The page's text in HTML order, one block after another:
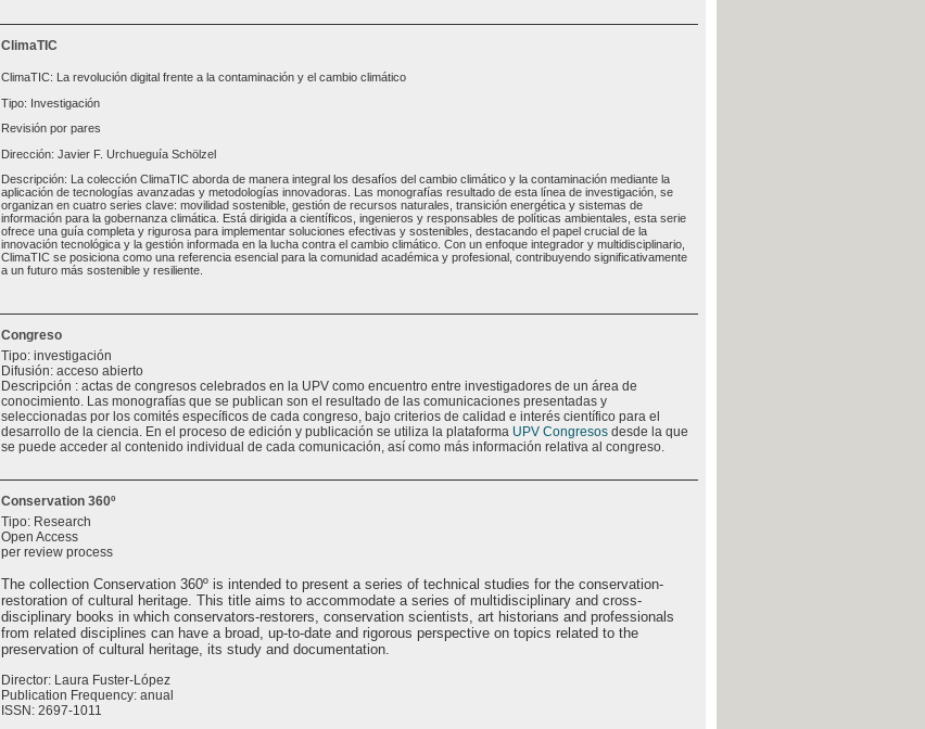
ClimaTIC
ClimaTIC: La revolución digital frente a la contaminación y el cambio climático
Tipo: Investigación
Revisión por pares
Dirección: Javier F. Urchueguía Schölzel
Descripción: La colección ClimaTIC aborda de manera integral los desafíos del cambio climático y la contaminación mediante la
aplicación de tecnologías avanzadas y metodologías innovadoras. Las monografías resultado de esta línea de investigación, se
organizan en cuatro series clave: movilidad sostenible, gestión de recursos naturales, transición energética y sistemas de
información para la gobernanza climática. Está dirigida a científicos, ingenieros y responsables de políticas ambientales, esta serie
ofrece una guía completa y rigurosa para implementar soluciones efectivas y sostenibles, destacando el papel crucial de la
innovación tecnológica y la gestión informada en la lucha contra el cambio climático. Con un enfoque integrador y multidisciplinario,
ClimaTIC se posiciona como una referencia esencial para la comunidad académica y profesional, contribuyendo significativamente
a un futuro más sostenible y resiliente.
Congreso
Tipo: investigación
Difusión: acceso abierto
Descripción : actas de congresos celebrados en la UPV como encuentro entre investigadores de un área de
conocimiento. Las monografías que se publican son el resultado de las comunicaciones presentadas y
seleccionadas por los comités específicos de cada congreso, bajo criterios de calidad e interés científico para el
desarrollo de la ciencia. En el proceso de edición y publicación se utiliza la plataforma UPV Congresos desde la que
se puede acceder al contenido individual de cada comunicación, así como más información relativa al congreso.
Conservation 360º
Tipo: Research
Open Access
per review process
The collection Conservation 360º is intended to present a series of technical studies for the conservation-
restoration of cultural heritage. This title aims to accommodate a series of multidisciplinary and cross-
disciplinary books in which conservators-restorers, conservation scientists, art historians and professionals
from related disciplines can have a broad, up-to-date and rigorous perspective on topics related to the
preservation of cultural heritage, its study and documentation.
Director: Laura Fuster-López
Publication Frequency: anual
ISSN: 2697-1011